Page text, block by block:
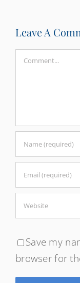
Leave A
Comment
Save my
browser for